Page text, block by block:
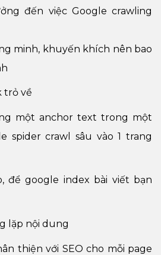
đến việc Google crawling
minh, khuyến khích nên bao
trỏ về
một anchor text trong một
spider crawl sâu vào 1 trang
để google index bài viết bạn
lặp nội dung
thiện với SEO cho mỗi page